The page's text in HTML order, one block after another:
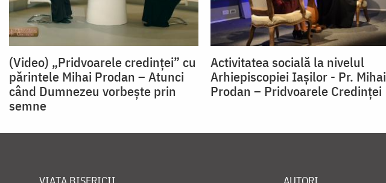
(Video) „Pridvoarele credinţei” cu
părintele Mihai Prodan – Atunci
când Dumnezeu vorbeşte prin
semne
Activitatea socială la nivelul
Arhiepiscopiei Iașilor - Pr. Mihai
Prodan – Pridvoarele Credinței